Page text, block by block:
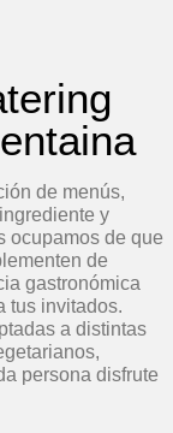
de menús,
y
ocupamos de que
de
gastronómica
tus invitados.
a distintas
persona disfrute